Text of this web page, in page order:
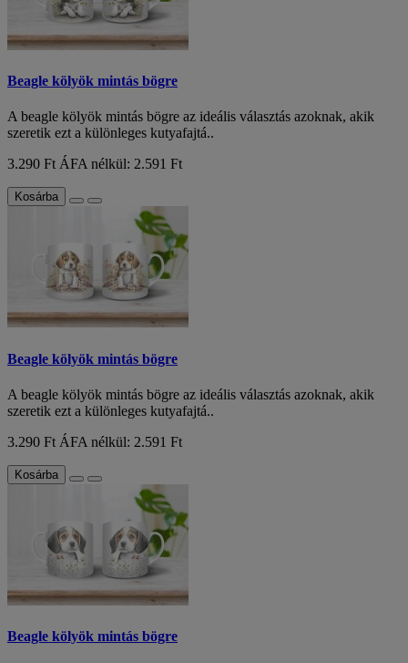
Beagle kölyök mintás bögre
A beagle kölyök mintás bögre az ideális választás azoknak, akik
szeretik ezt a különleges kutyafajtá..
3.290 Ft ÁFA nélkül: 2.591 Ft
Kosárba
Beagle kölyök mintás bögre
A beagle kölyök mintás bögre az ideális választás azoknak, akik
szeretik ezt a különleges kutyafajtá..
3.290 Ft ÁFA nélkül: 2.591 Ft
Kosárba
Beagle kölyök mintás bögre